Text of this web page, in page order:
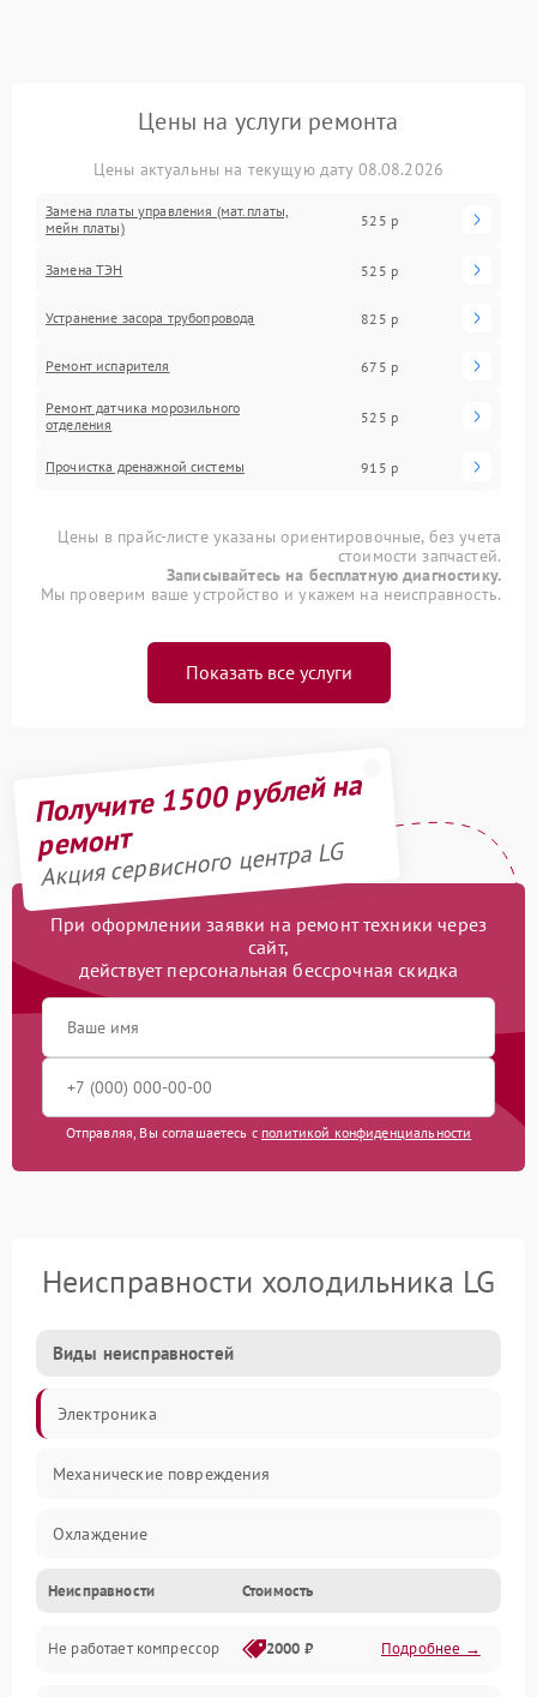
Цены на услуги ремонта
Цены актуальны на текущую дату 08.08.2026
Замена платы управления (мат.платы,
мейн платы)
525 р
Замена ТЭН 525 р
Устранение засора трубопровода 825 р
Ремонт испарителя 675 р
Ремонт датчика морозильного
отделения
525 р
Прочистка дренажной системы 915 р
Цены в прайс-листе указаны ориентировочные, без учета
стоимости запчастей.
Записывайтесь на бесплатную диагностику.
Мы проверим ваше устройство и укажем на неисправность.
Показать все услуги
Получите 1500 рублей на
ремонт
Акция сервисного центра LG
При оформлении заявки на ремонт техники через
сайт,
действует персональная бессрочная скидка
Отправляя, Вы соглашаетесь с политикой конфиденциальности
Неисправности холодильника LG
Виды неисправностей
Электроника
Механические повреждения
Охлаждение
Механика
Электропитание
Неисправности Стоимость
Не работает компрессор 2000 ₽ Подробнее →